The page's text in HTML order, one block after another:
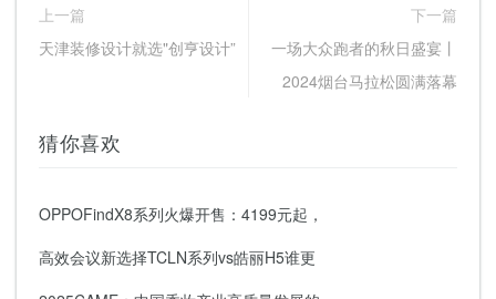
上一篇
天津装修设计就选"创亨设计”
下一篇
一场大众跑者的秋日盛宴丨
2024烟台马拉松圆满落幕
猜你喜欢
OPPOFindX8系列火爆开售：4199元起，
高效会议新选择TCLN系列vs皓丽H5谁更